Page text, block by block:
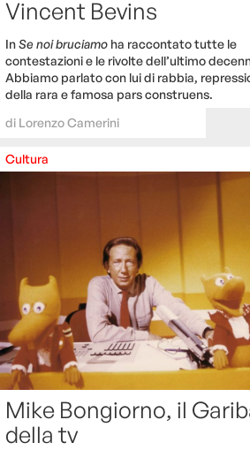
Vincent Bevins
InSe noi bruciamo ha raccontato tutte le
contestazioni e le rivolte dell’ultimo
Abbiamo parlato con lui di rabbia,
della rara e famosa pars construens.
di Lorenzo Camerini
Cultura
Mike Bongiorno, il
della tv